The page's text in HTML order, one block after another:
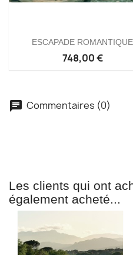
ESCAPADE ROMANTIQUE
748,00 €
chat Commentaires (0)
Les clients qui ont
également acheté...